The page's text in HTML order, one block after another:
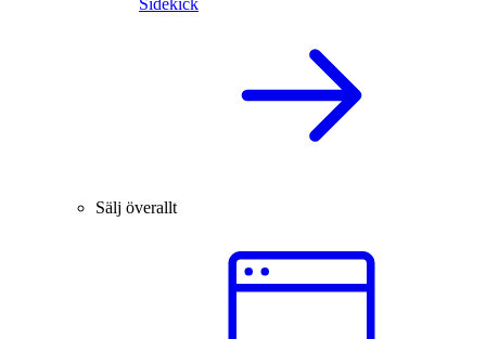
Sidekick
Sälj överallt